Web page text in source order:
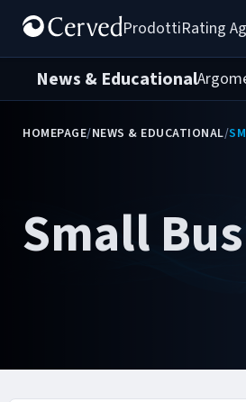
ProdottiRating
News & Educational
HOMEPAGE/NEWS & EDUCATIONAL/
Small